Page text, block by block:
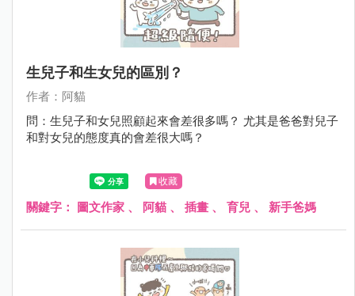
生兒子和生女兒的區別？
作者：阿貓
問：生兒子和女兒照顧起來會差很多嗎？ 尤其是爸爸對兒子
和對女兒的態度真的會差很大嗎？
收藏
關鍵字： 圖文作家 、 阿貓 、 插畫 、 育兒 、 新手爸媽